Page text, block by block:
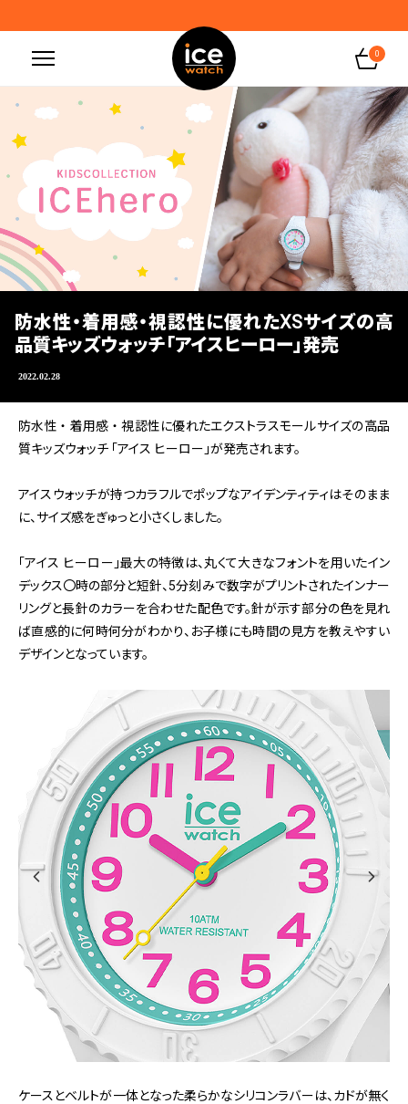
0
防水性・着用感・視認性に優れたXSサイズの高
品質キッズウォッチ「アイスヒーロー」発売
2022.02.28
防水性 ・ 着用感 ・ 視認性に優れたエクストラスモールサイズの高品
質キッズウォッチ 「アイス ヒーロー」が発売されます。
アイスウォッチが持つカラフルでポップなアイデンティティはそのまま
に、サイズ感をぎゅっと小さくしました。
「アイス ヒーロー」最大の特徴は、丸くて大きなフォントを用いたイン
デックス〇時の部分と短針、5分刻みで数字がプリントされたインナー
リングと長針のカラーを合わせた配色です。針が示す部分の色を見れ
ば直感的に何時何分がわかり、お子様にも時間の見方を教えやすい
デザインとなっています。
ケースとベルトが一体となった柔らかなシリコンラバーは、カドが無く